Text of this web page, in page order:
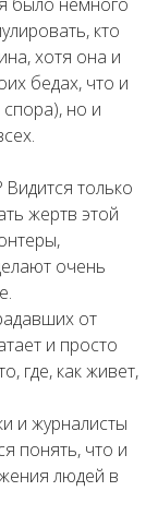
кто
хотя она и
бедах, что и
но и
только
жертв этой
очень
от
и просто
где, как живет,
и журналисты
понять, что и
людей в